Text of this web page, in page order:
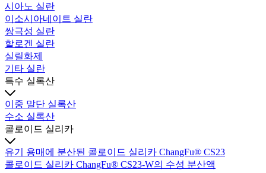
시아노 실란
이소시아네이트 실란
쌍극성 실란
할로겐 실란
실릴화제
기타 실란
특수 실록산
이중 말단 실록산
수소 실록산
콜로이드 실리카
유기 용매에 분산된 콜로이드 실리카 ChangFu® CS23
콜로이드 실리카 ChangFu® CS23-W의 수성 분산액